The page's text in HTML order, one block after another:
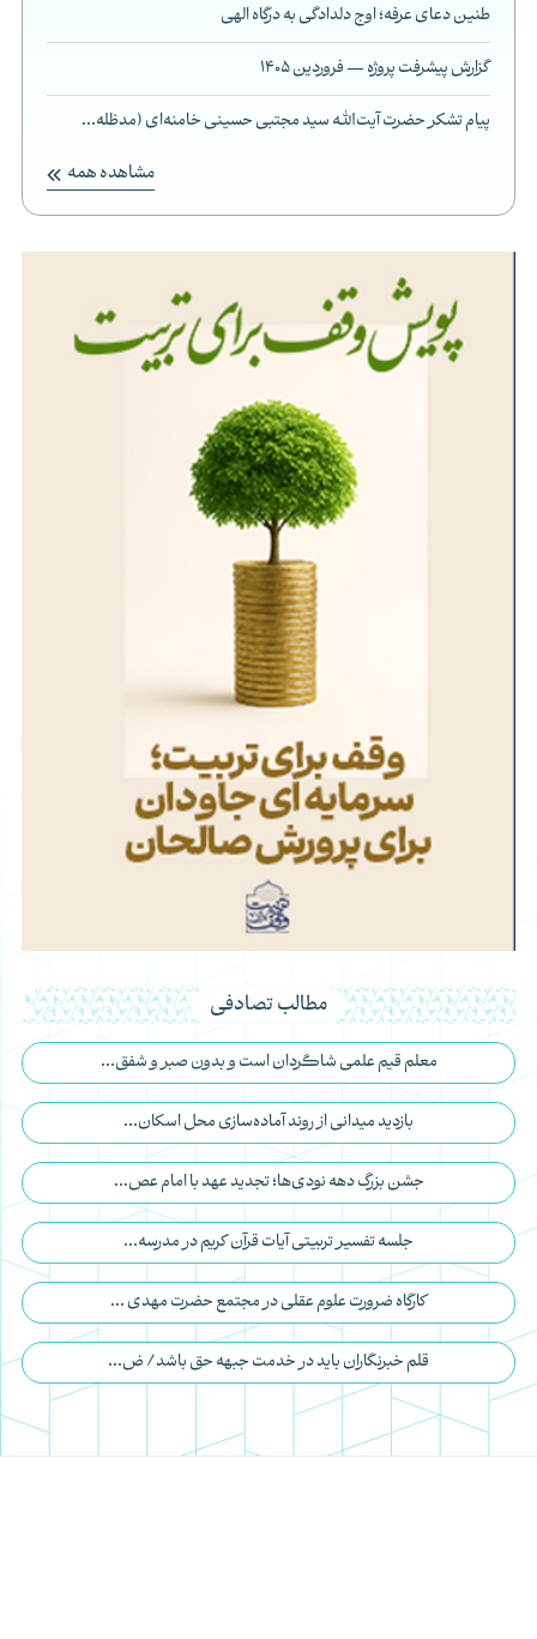
طنین دعای عرفه؛ اوج دلدادگی به درگاه الهی
گزارش پیشرفت پروژه — فروردین 1405
پیام تشکر حضرت آیت‌الله سید مجتبی حسینی خامنه‌ای (مدظله...
مشاهده همه
مطالب تصادفی
معلم قیم علمی شاگردان است و بدون صبر و شفق...
بازدید میدانی از روند آماده‌سازی محل اسکان...
جشن بزرگ دهه نودی‌ها؛ تجدید عهد با امام عص...
جلسه تفسیر تربیتی آیات قرآن کریم ️در مدرسه...
کارگاه ضرورت علوم عقلی در مجتمع حضرت مهدی ...
قلم خبرنگاران باید در خدمت جبهه حق باشد/ ض...